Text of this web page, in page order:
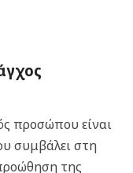
προσώπου είναι
συμβάλει στη
της